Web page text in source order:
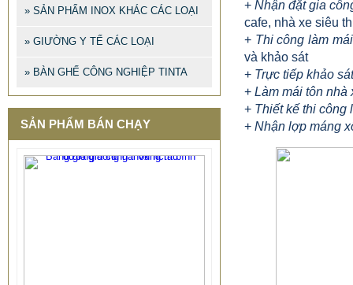
+Nhận đặt gia
cafe, nhà xe siêu
+ Thi công làm
và khảo sát
+ Trực tiếp khảo
+ Làm mái tôn nhà
+ Thiết kế thi công
+ Nhận lợp máng
» SẢN PHẨM INOX KHÁC CÁC LOẠI
» GIƯỜNG Y TẾ CÁC LOẠI
» BÀN GHẾ CÔNG NGHIỆP TINTA
SẢN PHẨM BÁN CHẠY